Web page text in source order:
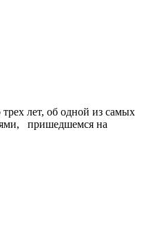
лет, об одной из самых
пришедшемся на